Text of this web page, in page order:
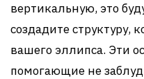
вертикальную, это
создадите структуру,
вашего эллипса. Эти
помогающие не